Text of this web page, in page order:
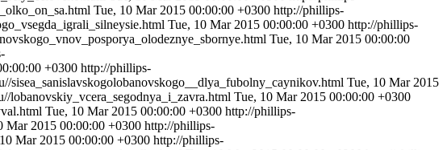
Tue, 10 Mar 2015 00:00:00 +0300 http://phillips-
Tue, 10 Mar 2015 00:00:00 +0300 http://phillips-
Tue, 10 Mar 2015 00:00:00
+0300 http://phillips-
sisea_sanislavskogolobanovskogo__dlya_fubolny_caynikov.html Tue, 10 Mar 2015
lobanovskiy_vcera_segodnya_i_zavra.html Tue, 10 Mar 2015 00:00:00 +0300
Tue, 10 Mar 2015 00:00:00 +0300 http://phillips-
Mar 2015 00:00:00 +0300 http://phillips-
Mar 2015 00:00:00 +0300 http://phillips-